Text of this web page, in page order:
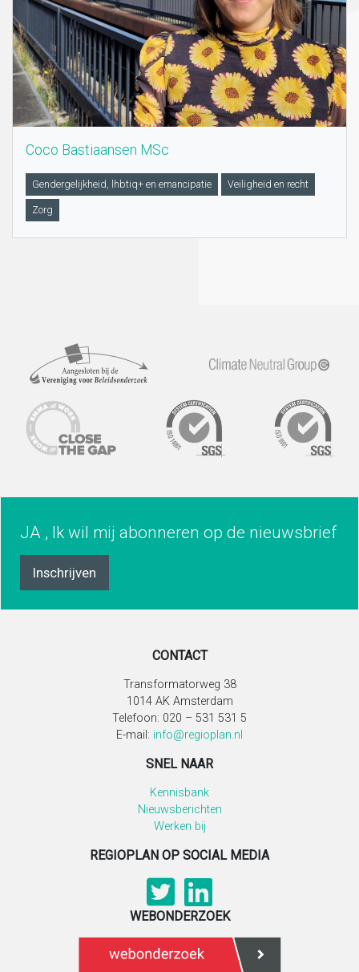
Coco Bastiaansen MSc
Gendergelijkheid, lhbtiq+ en emancipatie Veiligheid en recht
Zorg
JA , Ik wil mij abonneren op de nieuwsbrief
Inschrijven
CONTACT
Transformatorweg 38
1014 AK Amsterdam
Telefoon: 020 – 531 531 5
E-mail: info@regioplan.nl
SNEL NAAR
Kennisbank
Nieuwsberichten
Werken bij
REGIOPLAN OP SOCIAL MEDIA
WEBONDERZOEK